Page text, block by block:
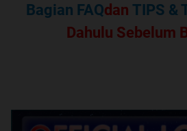
Bagian FAQdan TIPS &
Dahulu Sebelum